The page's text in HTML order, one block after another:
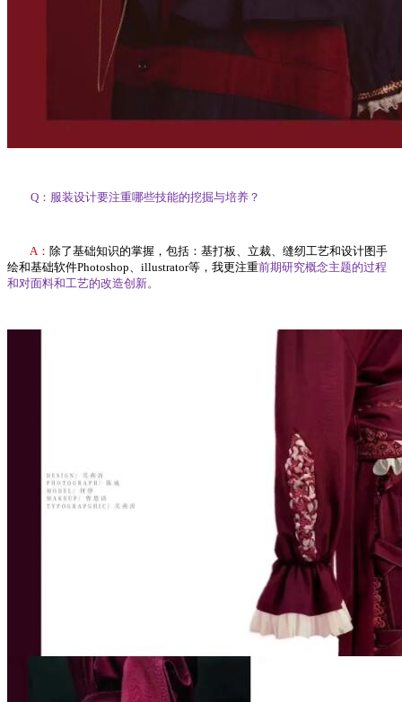
Q：服装设计要注重哪些技能的挖掘与培养？
A： 除了基础知识的掌握，包括：基打板、立裁、缝纫工艺和设计图手
绘和基础软件Photoshop、illustrator等，我更注重前期研究概念主题的过程
和对面料和工艺的改造创新。